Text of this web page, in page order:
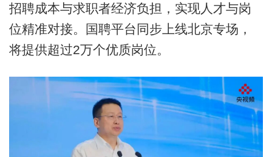
招聘成本与求职者经济负担，实现人才与岗
位精准对接。国聘平台同步上线北京专场，
将提供超过2万个优质岗位。